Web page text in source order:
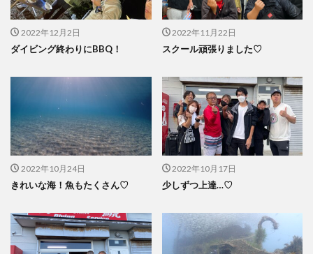
2022年12月2日
ダイビング終わりにBBQ！
2022年11月22日
スクール頑張りました♡
2022年10月24日
きれいな海！魚もたくさん♡
2022年10月17日
少しずつ上達…♡